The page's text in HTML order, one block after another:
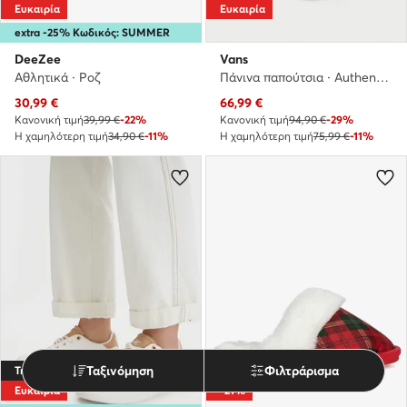
extra -25% Κωδικός: SUMMER
Ευκαιρία
DeeZee
Αθλητικά · Ροζ
Τρέχουσα τιμή
30,99 €
Κανονική τιμή39,99 €-22%
Η χαμηλότερη τιμή34,90 €-11%
Ευκαιρία
Vans
Πάνινα παπούτσια · Authentic · Μαύρο
Τρέχουσα τιμή
66,99 €
Κανονική τιμή94,90 €-29%
Η χαμηλότερη τιμή75,99 €-11%
Trending
Ευκαιρία
-21%
Ταξινόμηση Φιλτράρισμα